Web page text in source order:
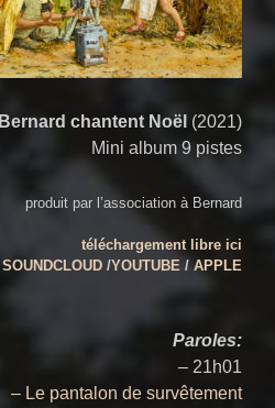
Bernard chantent Noël (2021)
Mini album 9 pistes
produit par l’association à Bernard
téléchargement libre ici
SOUNDCLOUD /YOUTUBE / APPLE
Paroles:
– 21h01
– Le pantalon de survêtement